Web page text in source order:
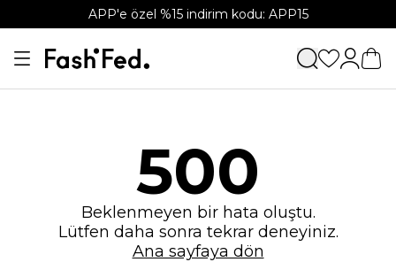
APP'e özel %15 indirim kodu: APP15
500
Beklenmeyen bir hata oluştu.
Lütfen daha sonra tekrar deneyiniz.
Ana sayfaya dön